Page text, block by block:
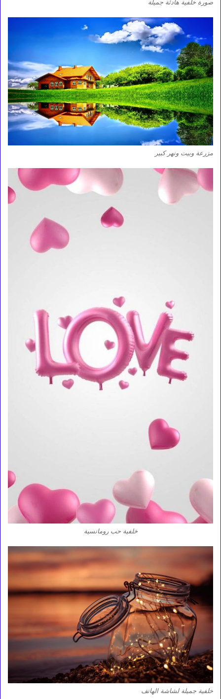
صورة خلفية هادئة جميلة
مزرعة وبيت ونهر كبير
خلفية حب رومانسية
خلفية جميلة لشاشة الهاتف